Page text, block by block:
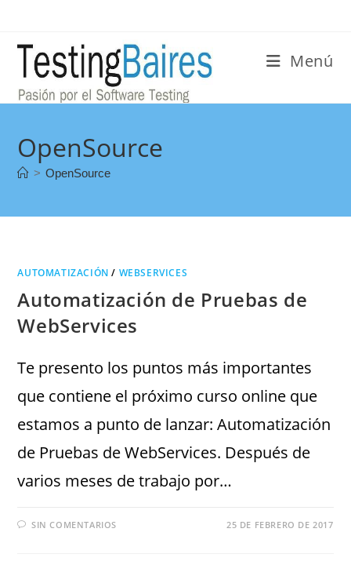
Menú
OpenSource
> OpenSource
AUTOMATIZACIÓN / WEBSERVICES
Automatización de Pruebas de
WebServices
Te presento los puntos más importantes
que contiene el próximo curso online que
estamos a punto de lanzar: Automatización
de Pruebas de WebServices. Después de
varios meses de trabajo por…
SIN COMENTARIOS 25 DE FEBRERO DE 2017